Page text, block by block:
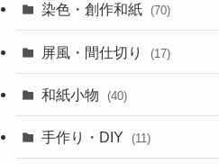
染色・創作和紙 (70)
屏風・間仕切り (17)
和紙小物 (40)
手作り・DIY (11)